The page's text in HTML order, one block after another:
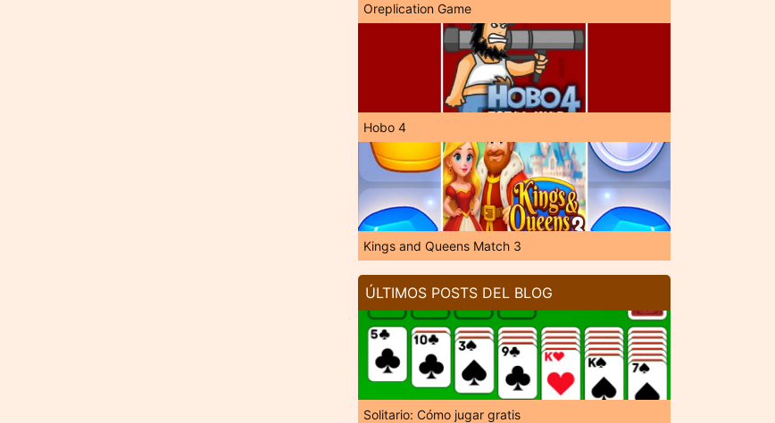
Oreplication Game
Hobo 4
Kings and Queens Match 3
ÚLTIMOS POSTS DEL BLOG
Solitario: Cómo jugar gratis